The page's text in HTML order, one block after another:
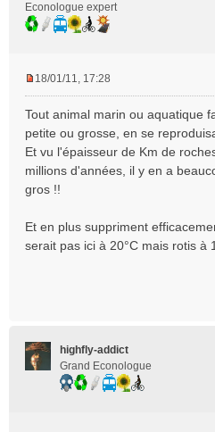
Econologue expert
s
s
a
g
e
n
l
18/01/11, 17:28
Tout animal marin ou aquatique
petite ou grosse, en se
Et vu l'épaisseur de Km de
millions d'années, il y en a
gros !!
Et en plus suppriment
serait pas ici à 20°C mais rotis à
highfly-addict
Grand Econologue